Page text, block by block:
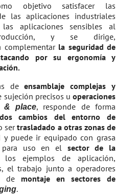
objetivo satisfacer las
las aplicaciones industriales
aplicaciones sensibles al
y se dirige,
complementar la seguridad de
por su ergonomía y
deensamblaje complejas y
sujeción precisos u operaciones
& place, responde de forma
cambios del entorno de
sertrasladado a otras zonas de
y puede ir equipado con grasa
para uso en el sector de la
los ejemplos de aplicación,
el trabajo junto a operadores
de montaje en sectores de
.